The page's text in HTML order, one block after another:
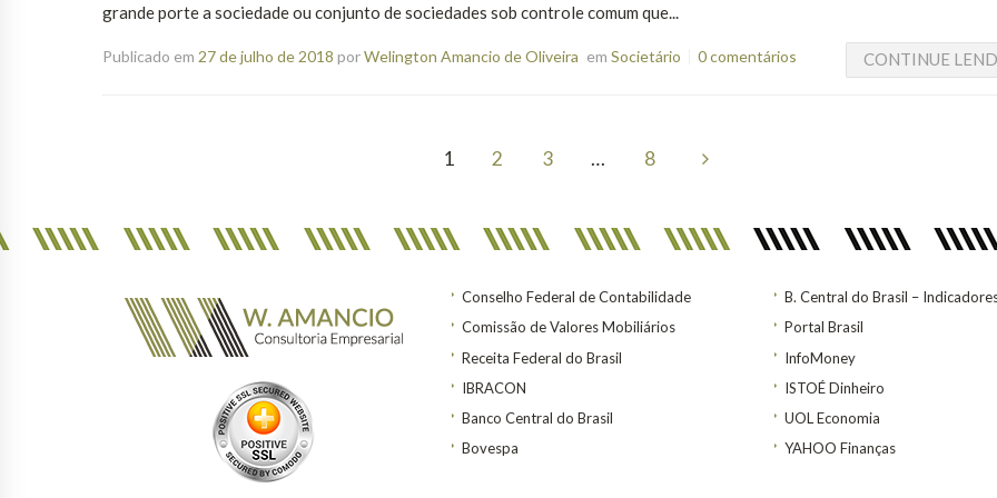
grande porte a sociedade ou conjunto de sociedades sob controle comum que...
Publicado em 27 de julho de 2018 porWelington Amancio de Oliveira em Societário 0 comentários CONTINUE
1 2 3 … 8
Conselho Federal de Contabilidade
Comissão de Valores Mobiliários
Receita Federal do Brasil
IBRACON
Banco Central do Brasil
Bovespa
B. Central do Brasil –
Portal Brasil
InfoMoney
ISTOÉ Dinheiro
UOL Economia
YAHOO Finanças